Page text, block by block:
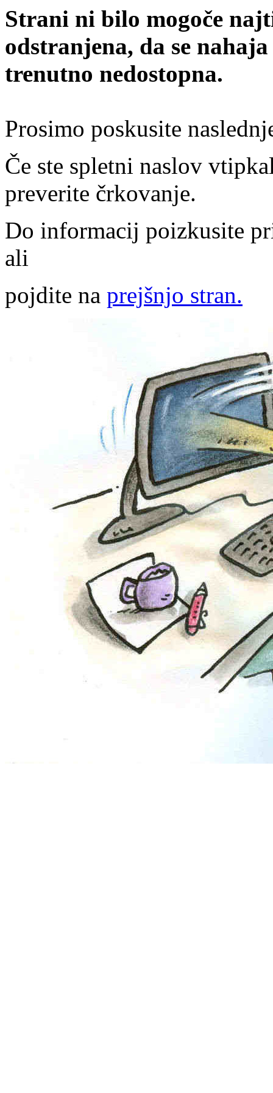
Strani ni bilo mogoče
odstranjena, da se
trenutno nedostopna.
Prosimo poskusite
Če ste spletni naslov
preverite črkovanje.
Do informacij poizkusite
ali
pojdite na prejšnjo stran.